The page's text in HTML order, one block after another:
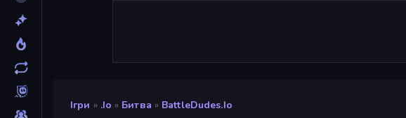
Ігри » .io » Битва » BattleDudes.io